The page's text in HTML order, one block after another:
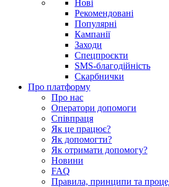
Нові
Рекомендовані
Популярні
Кампанії
Заходи
Спецпроєкти
SMS-благодійність
Скарбнички
Про платформу
Про нас
Оператори допомоги
Співпраця
Як це працює?
Як допомогти?
Як отримати допомогу?
Новини
FAQ
Правила, принципи та